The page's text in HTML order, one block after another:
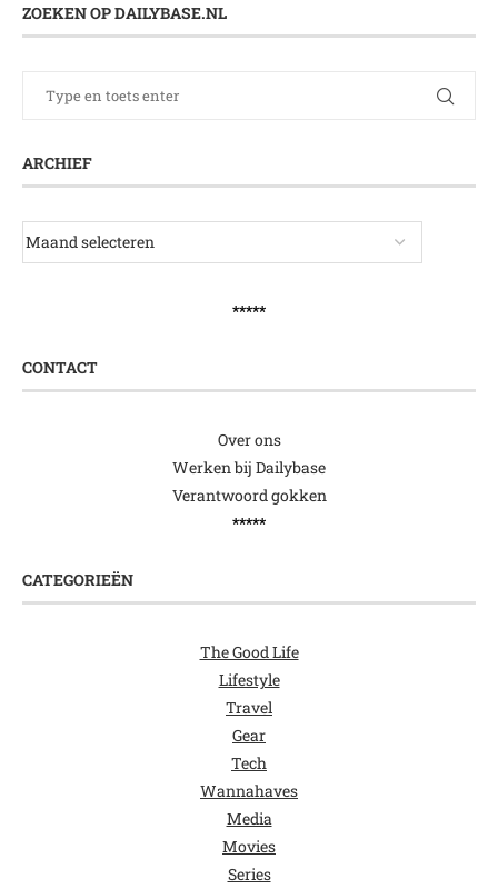
ZOEKEN OP DAILYBASE.NL
ARCHIEF
*****
CONTACT
Over ons
Werken bij Dailybase
Verantwoord gokken
*****
CATEGORIEËN
The Good Life
Lifestyle
Travel
Gear
Tech
Wannahaves
Media
Movies
Series